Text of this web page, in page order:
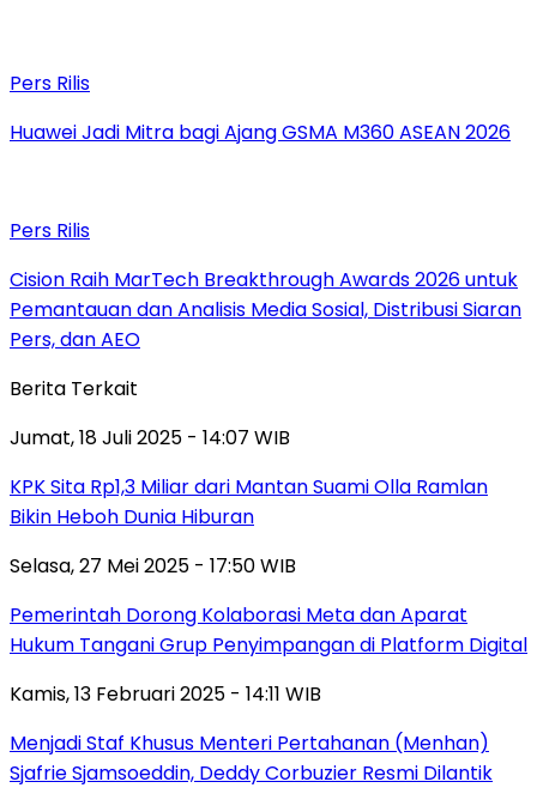
Pers Rilis
Huawei Jadi Mitra bagi Ajang GSMA M360 ASEAN 2026
Pers Rilis
Cision Raih MarTech Breakthrough Awards 2026 untuk
Pemantauan dan Analisis Media Sosial, Distribusi Siaran
Pers, dan AEO
Berita Terkait
Jumat, 18 Juli 2025 - 14:07 WIB
KPK Sita Rp1,3 Miliar dari Mantan Suami Olla Ramlan
Bikin Heboh Dunia Hiburan
Selasa, 27 Mei 2025 - 17:50 WIB
Pemerintah Dorong Kolaborasi Meta dan Aparat
Hukum Tangani Grup Penyimpangan di Platform Digital
Kamis, 13 Februari 2025 - 14:11 WIB
Menjadi Staf Khusus Menteri Pertahanan (Menhan)
Sjafrie Sjamsoeddin, Deddy Corbuzier Resmi Dilantik